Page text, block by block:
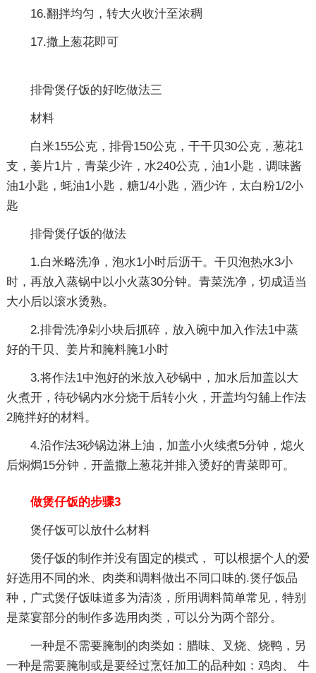
16.翻拌均匀，转大火收汁至浓稠
17.撒上葱花即可
排骨煲仔饭的好吃做法三
材料
白米155公克，排骨150公克，干干贝30公克，葱花1
支，姜片1片，青菜少许，水240公克，油1小匙，调味酱
油1小匙，蚝油1小匙，糖1/4小匙，酒少许，太白粉1/2小
匙
排骨煲仔饭的做法
1.白米略洗净，泡水1小时后沥干。干贝泡热水3小
时，再放入蒸锅中以小火蒸30分钟。青菜洗净，切成适当
大小后以滚水烫熟。
2.排骨洗净剁小块后抓碎，放入碗中加入作法1中蒸
好的干贝、姜片和腌料腌1小时
3.将作法1中泡好的米放入砂锅中，加水后加盖以大
火煮开，待砂锅内水分烧干后转小火，开盖均匀舖上作法
2腌拌好的材料。
4.沿作法3砂锅边淋上油，加盖小火续煮5分钟，熄火
后焖焗15分钟，开盖撒上葱花并排入烫好的青菜即可。
做煲仔饭的步骤3
煲仔饭可以放什么材料
煲仔饭的制作并没有固定的模式， 可以根据个人的爱
好选用不同的米、肉类和调料做出不同口味的.煲仔饭品
种，广式煲仔饭味道多为清淡，所用调料简单常见，特别
是菜宴部分的制作多选用肉类，可以分为两个部分。
一种是不需要腌制的肉类如：腊味、叉烧、烧鸭，另
一种是需要腌制或是要经过烹饪加工的品种如：鸡肉、 牛